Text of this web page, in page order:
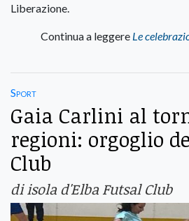
Liberazione.
Continua a leggere Le
Sport
Gaia Carlini al
regioni: orgoglio
Club
di isola d'Elba Futsal Club